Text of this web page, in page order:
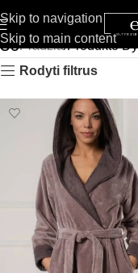
Skip to navigation
Skip to main content
36Pradžia Produkto
Rodyti filtrus